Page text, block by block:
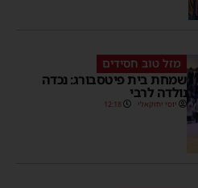
מזל טוב חסידים
שמחת בית פיטסבורג: נכדה
נולדה לרבי
יוסי יחזקאלי 12:18